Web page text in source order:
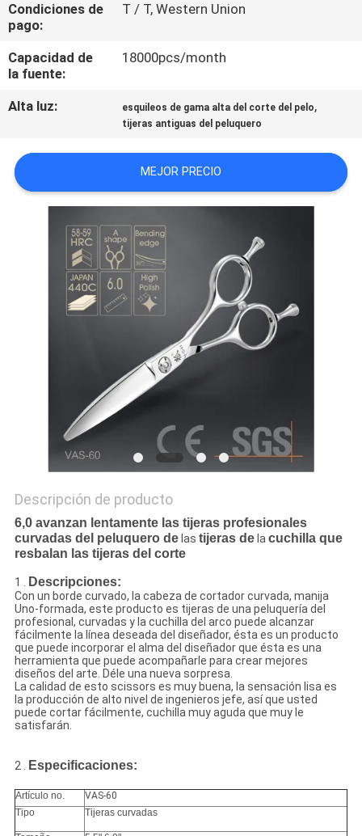
PIDA
UNA
CITA
DEL
SITIO
PRIVACY
POLICY
Condiciones de
pago:
T / T, Western Union
Capacidad de
la fuente:
18000pcs/month
Alta luz: esquileos de gama alta del corte del pelo,
tijeras antiguas del peluquero
MEJOR PRECIO
Descripción de producto
6,0 avanzan lentamente las tijeras profesionales
curvadas del peluquero delas tijeras delacuchilla que
resbalan las tijeras del corte
1 . Descripciones:
Con un borde curvado, la cabeza de cortador curvada, manija
Uno-formada, este producto es tijeras de una peluquería del
profesional, curvadas y la cuchilla del arco puede alcanzar
fácilmente la línea deseada del diseñador, ésta es un producto
que puede incorporar el alma del diseñador que ésta es una
herramienta que puede acompañarle para crear mejores
diseños del arte. Déle una nueva sorpresa.
La calidad de esto scissors es muy buena, la sensación lisa es
la producción de alto nivel de ingenieros jefe, así que usted
puede cortar fácilmente, cuchilla muy aguda que muy le
satisfarán.
2 . Especificaciones:
Artículo no.
VAS-60
Tipo
Tijeras curvadas